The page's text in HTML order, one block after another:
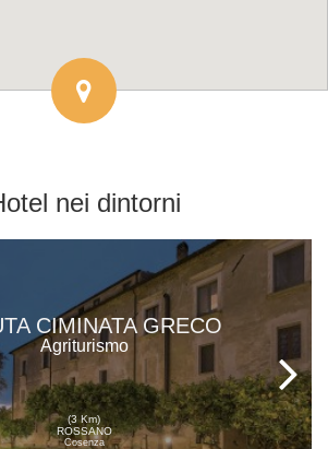
nei dintorni
CIMINATA GRECO
Agriturismo
(3 Km)
ROSSANO
Cosenza